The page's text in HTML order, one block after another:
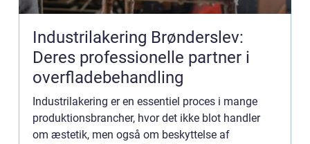
Industrilakering Brønderslev:
Deres professionelle partner i
overfladebehandling
Industrilakering er en essentiel proces i mange
produktionsbrancher, hvor det ikke blot handler
om æstetik, men også om beskyttelse af